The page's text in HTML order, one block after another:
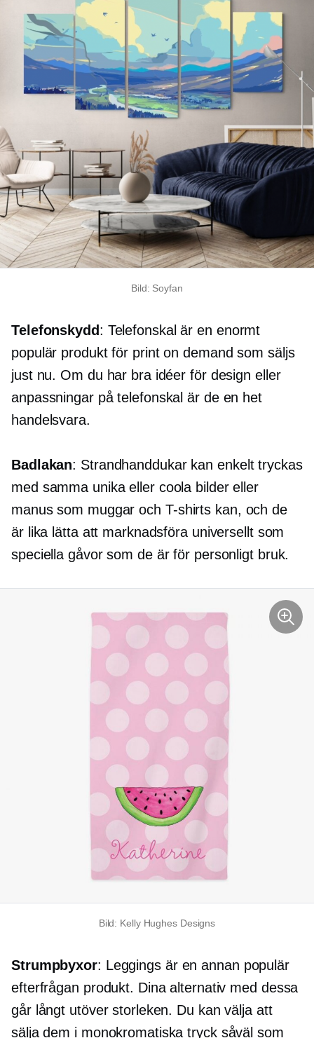
Bild: Soyfan
Telefonskydd: Telefonskal är en enormt
populär produkt för print on demand som säljs
just nu. Om du har bra idéer för design eller
anpassningar på telefonskal är de en het
handelsvara.
Badlakan: Strandhanddukar kan enkelt tryckas
med samma unika eller coola bilder eller
manus som muggar och T-shirts kan, och de
är lika lätta att marknadsföra universellt som
speciella gåvor som de är för personligt bruk.
Bild: Kelly Hughes Designs
Strumpbyxor: Leggings är en annan populär
efterfrågan produkt. Dina alternativ med dessa
går långt utöver storleken. Du kan välja att
sälja dem i monokromatiska tryck såväl som